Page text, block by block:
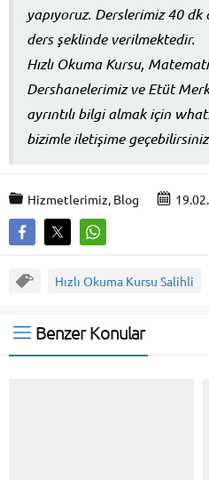
yapıyoruz. Derslerimiz 40
ders şeklinde verilmektedir.
Hızlı Okuma Kursu,
Dershanelerimiz ve Etüt
ayrıntılı bilgi almak için
bizimle iletişime
Hizmetlerimiz, Blog
Hızlı Okuma Kursu Salihli
Benzer Konular